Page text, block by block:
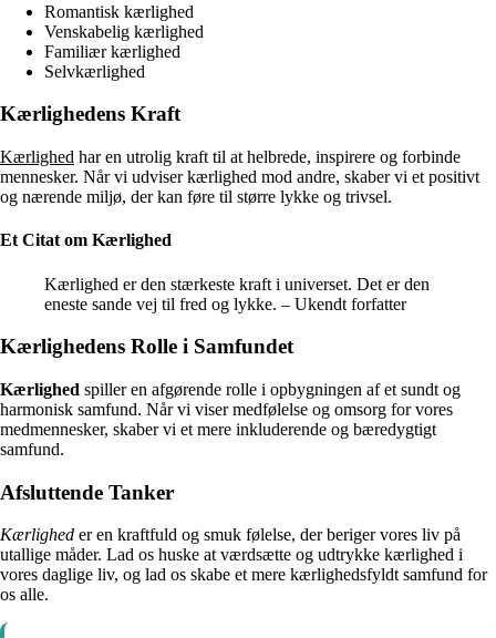
Romantisk kærlighed
Venskabelig kærlighed
Familiær kærlighed
Selvkærlighed
Kærlighedens Kraft
Kærlighed har en utrolig kraft til at helbrede, inspirere og forbinde
mennesker. Når vi udviser kærlighed mod andre, skaber vi et positivt
og nærende miljø, der kan føre til større lykke og trivsel.
Et Citat om Kærlighed
Kærlighed er den stærkeste kraft i universet. Det er den
eneste sande vej til fred og lykke. – Ukendt forfatter
Kærlighedens Rolle i Samfundet
Kærlighed spiller en afgørende rolle i opbygningen af et sundt og
harmonisk samfund. Når vi viser medfølelse og omsorg for vores
medmennesker, skaber vi et mere inkluderende og bæredygtigt
samfund.
Afsluttende Tanker
Kærlighed er en kraftfuld og smuk følelse, der beriger vores liv på
utallige måder. Lad os huske at værdsætte og udtrykke kærlighed i
vores daglige liv, og lad os skabe et mere kærlighedsfyldt samfund for
os alle.